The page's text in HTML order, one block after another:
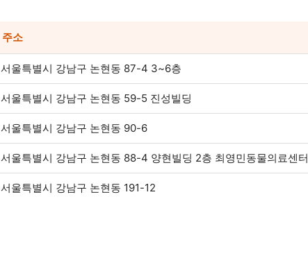
주소
서울특별시 강남구 논현동 87-4 3~6층
서울특별시 강남구 논현동 59-5 진성빌딩
서울특별시 강남구 논현동 90-6
서울특별시 강남구 논현동 88-4 양현빌딩 2층 최영민동물의료센터
서울특별시 강남구 논현동 191-12